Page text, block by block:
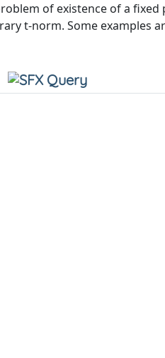
of existence of a
t-norm. Some examples